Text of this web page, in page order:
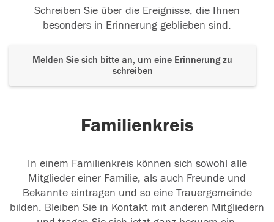
Schreiben Sie über die Ereignisse, die Ihnen
besonders in Erinnerung geblieben sind.
Melden Sie sich bitte an, um eine Erinnerung zu
schreiben
Familienkreis
In einem Familienkreis können sich sowohl alle
Mitglieder einer Familie, als auch Freunde und
Bekannte eintragen und so eine Trauergemeinde
bilden. Bleiben Sie in Kontakt mit anderen Mitgliedern